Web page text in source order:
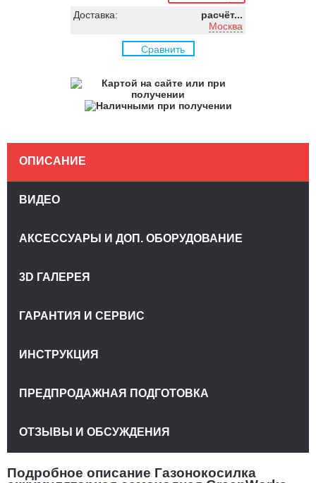
Доставка:
расчёт...
Москва
Сравнить
Подробное описание Газонокосилка
ОПИСАНИЕ
ВИДЕО
АКСЕССУАРЫ И ДОП. ОБОРУДОВАНИЕ
3D ГАЛЕРЕЯ
ГАРАНТИЯ И СЕРВИС
ИНСТРУКЦИЯ
ПРЕДПРОДАЖНАЯ ПОДГОТОВКА
ОТЗЫВЫ И ОБСУЖДЕНИЯ